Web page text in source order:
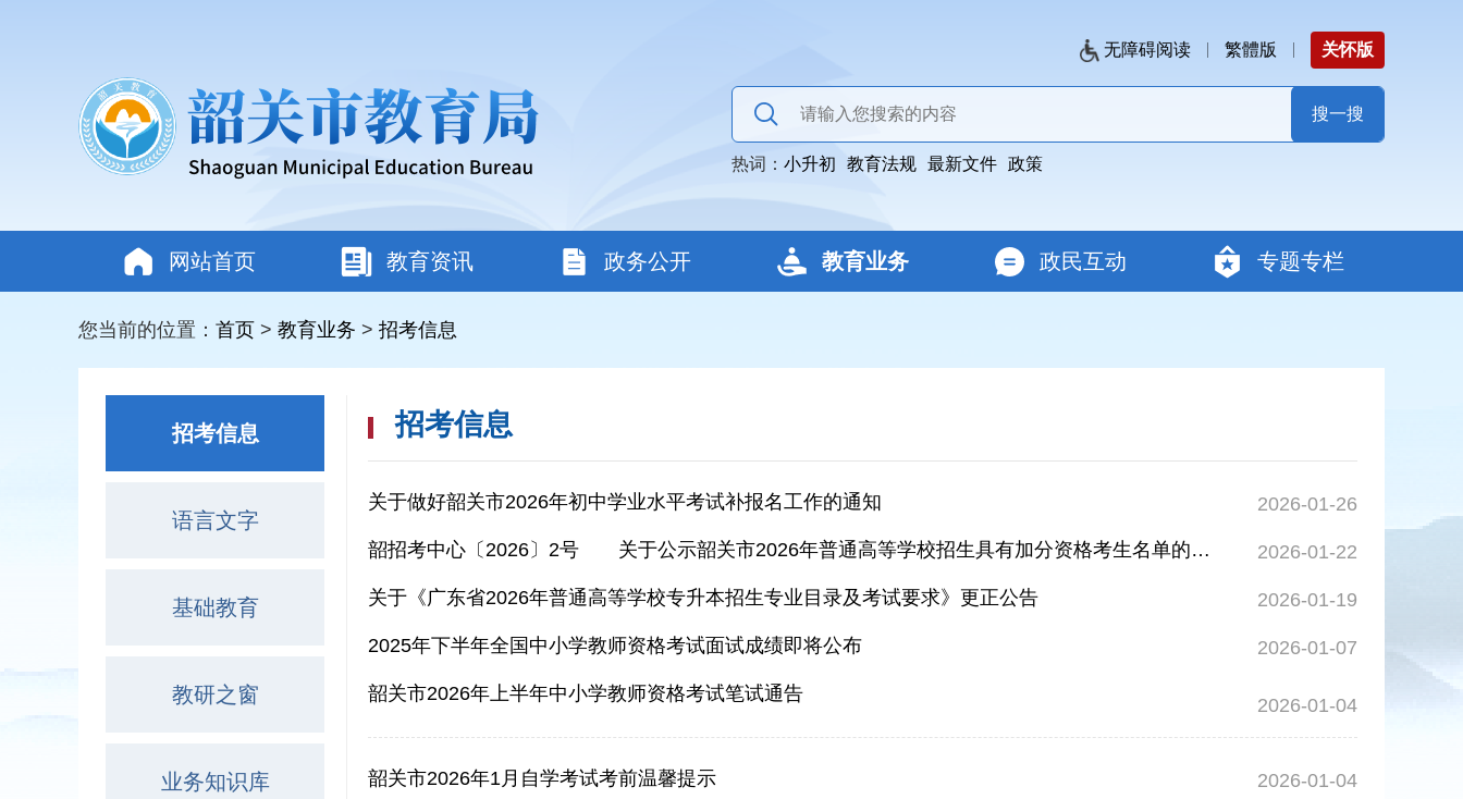
无障碍阅读 繁體版 关怀版
热词： 小升初 教育法规 最新文件 政策
网站首页 教育资讯 政务公开 教育业务 政民互动 专题专栏
您当前的位置： 首页 > 教育业务 > 招考信息
招考信息
语言文字
基础教育
教研之窗
业务知识库
招考信息
关于做好韶关市2026年初中学业水平考试补报名工作的通知 2026-01-26
韶招考中心〔2026〕2号 关于公示韶关市2026年普通高等学校招生具有加分资格考生名单的通知 2026-01-22
关于《广东省2026年普通高等学校专升本招生专业目录及考试要求》更正公告 2026-01-19
2025年下半年全国中小学教师资格考试面试成绩即将公布 2026-01-07
韶关市2026年上半年中小学教师资格考试笔试通告
2026-01-04
韶关市2026年1月自学考试考前温馨提示 2026-01-04